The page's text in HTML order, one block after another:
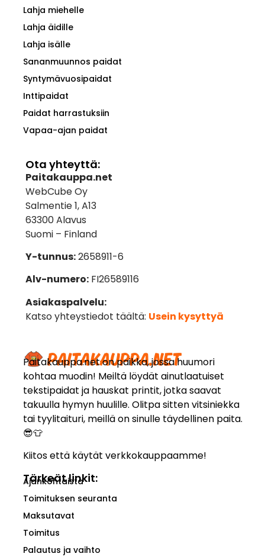
Paitakauppa.net on paikka, jossa huumori
kohtaa muodin! Meiltä löydät ainutlaatuiset
tekstipaidat ja hauskat printit, jotka saavat
takuulla hymyn huulille. Olitpa sitten vitsiniekka
tai tyylitaituri, meillä on sinulle täydellinen paita.
😎👕
Kiitos että käytät verkkokauppaamme!
Tärkeät linkit:
Ajankohtaista
Toimituksen seuranta
Maksutavat
Toimitus
Palautus ja vaihto
Lahja miehelle
Lahja äidille
Lahja isälle
Sananmuunnos paidat
Syntymävuosipaidat
Inttipaidat
Paidat harrastuksiin
Vapaa-ajan paidat
Ota yhteyttä:
Paitakauppa.net
WebCube Oy
Salmentie 1, A13
63300 Alavus
Suomi – Finland
Y-tunnus:2658911-6
Alv-numero:FI26589116
Asiakaspalvelu:
Katso yhteystiedot täältä: Usein kysyttyä